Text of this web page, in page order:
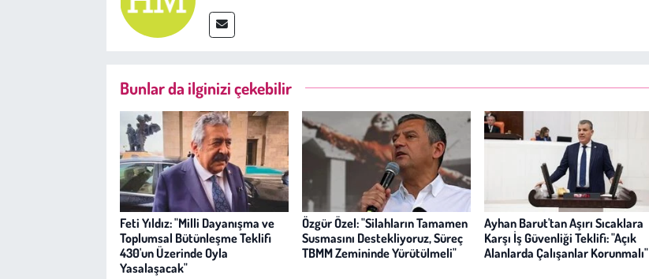
Bunlar da ilginizi çekebilir
Feti Yıldız: "Milli Dayanışma ve
Toplumsal Bütünleşme Teklifi
430'un Üzerinde Oyla
Yasalaşacak"
Özgür Özel: "Silahların Tamamen
Susmasını Destekliyoruz, Süreç
TBMM Zemininde Yürütülmeli"
Ayhan Barut'tan Aşırı Sıcaklara
Karşı İş Güvenliği Teklifi: "Açık
Alanlarda Çalışanlar Korunmalı"